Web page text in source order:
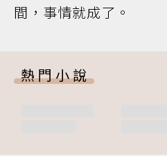
間，事情就成了。
熱門小說